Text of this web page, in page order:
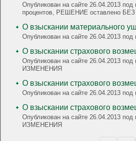
Опубликован на сайте 26.04.2013 под номером 38111, 2-я
процентов, РЕШЕНИЕ оставлено
О взыскании материального
Опубликован на сайте 26.04.2013
О взыскании страхового
Опубликован на сайте 26.04.2013
ИЗМЕНЕНИЯ
О взыскании страхового
Опубликован на сайте 26.04.2013
О взыскании страхового
Опубликован на сайте 26.04.2013
ИЗМЕНЕНИЯ